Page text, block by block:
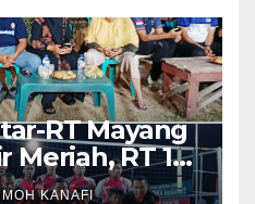
RT Mayang
Meriah, RT 11
Sorotan
MOH KANAFI